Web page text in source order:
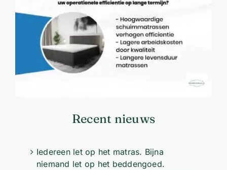
Recent nieuws
Iedereen let op het matras. Bijna
niemand let op het beddengoed.